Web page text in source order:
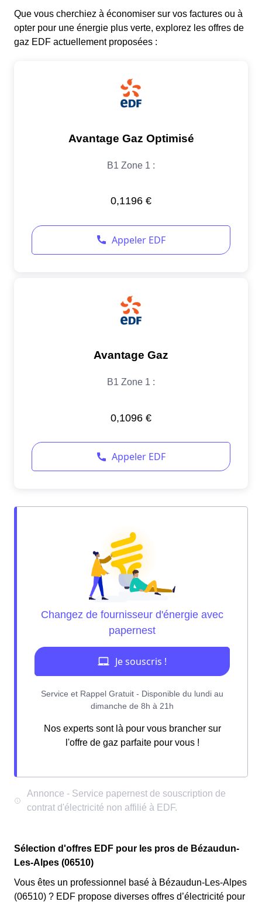
Que vous cherchiez à économiser sur vos factures ou à
opter pour une énergie plus verte, explorez les offres de
gaz EDF actuellement proposées :
Nos experts sont là pour vous brancher sur
l'offre de gaz parfaite pour vous !
Sélection d'offres EDF pour les pros de Bézaudun-
Les-Alpes (06510)
Vous êtes un professionnel basé à Bézaudun-Les-Alpes
(06510) ? EDF propose diverses offres d’électricité pour